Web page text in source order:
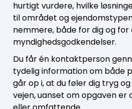
hurtigt vurdere, hvilke
til området og
nemmere, både for dig og for
myndighedsgodkendelser.
Du får én kontaktperson
tydelig information om både
går op i, at du føler dig tryg
vejen, uanset om opgaven er